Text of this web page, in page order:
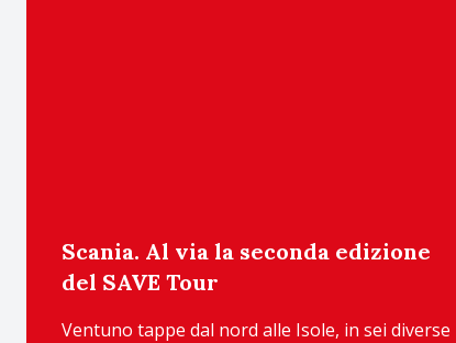
Scania. Al via la seconda edizione
del SAVE Tour
Ventuno tappe dal nord alle Isole, in sei diverse